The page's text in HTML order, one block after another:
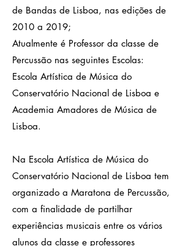
de Bandas de Lisboa, nas edições de
2010 a 2019;
Atualmente é Professor da classe de
Percussão nas seguintes Escolas:
Escola Artística de Música do
Conservatório Nacional de Lisboa e
Academia Amadores de Música de
Lisboa.
Na Escola Artística de Música do
Conservatório Nacional de Lisboa tem
organizado a Maratona de Percussão,
com a finalidade de partilhar
experiências musicais entre os vários
alunos da classe e professores